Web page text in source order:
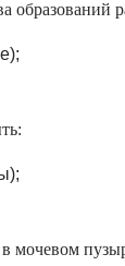
образований
мочевом